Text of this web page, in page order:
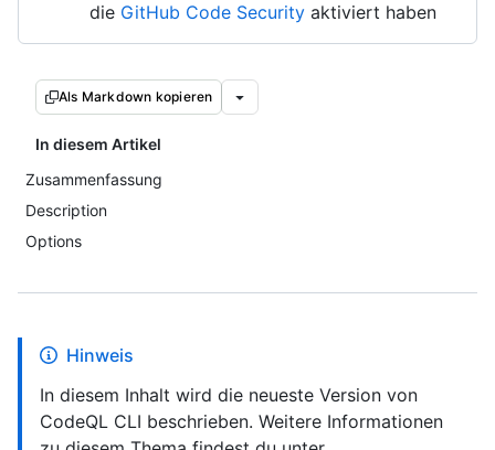
die GitHub Code Security aktiviert haben
Als Markdown kopieren
In diesem Artikel
Zusammenfassung
Description
Options
Hinweis
In diesem Inhalt wird die neueste Version von
CodeQL CLI beschrieben. Weitere Informationen